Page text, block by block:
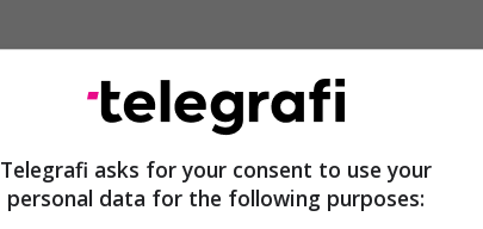
Telegrafi asks for your consent to use your
personal data for the following purposes: